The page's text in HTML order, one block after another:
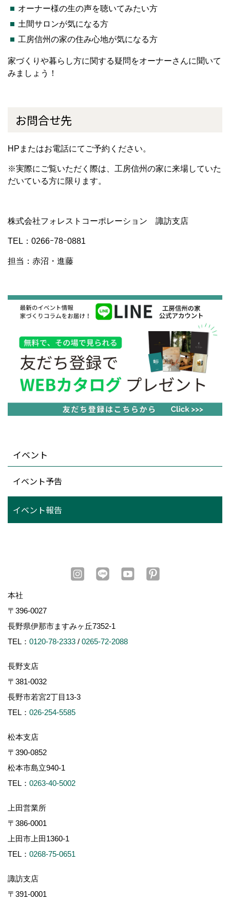
オーナー様の生の声を聴いてみたい方
土間サロンが気になる方
工房信州の家の住み心地が気になる方
家づくりや暮らし方に関する疑問をオーナーさんに聞いて
みましょう！
お問合せ先
HPまたはお電話にてご予約ください。
※実際にご覧いただく際は、工房信州の家に来場していた
だいている方に限ります。
株式会社フォレストコーポレーション 諏訪支店
TEL：0266ｰ78ｰ0881
担当：赤沼・進藤
イベント
イベント予告
イベント報告
本社
〒396-0027
長野県伊那市ますみヶ丘7352-1
TEL： 0120-78-2333 / 0265-72-2088
長野支店
〒381-0032
長野市若宮2丁目13-3
TEL： 026-254-5585
松本支店
〒390-0852
松本市島立940-1
TEL： 0263-40-5002
上田営業所
〒386-0001
上田市上田1360-1
TEL： 0268-75-0651
諏訪支店
〒391-0001